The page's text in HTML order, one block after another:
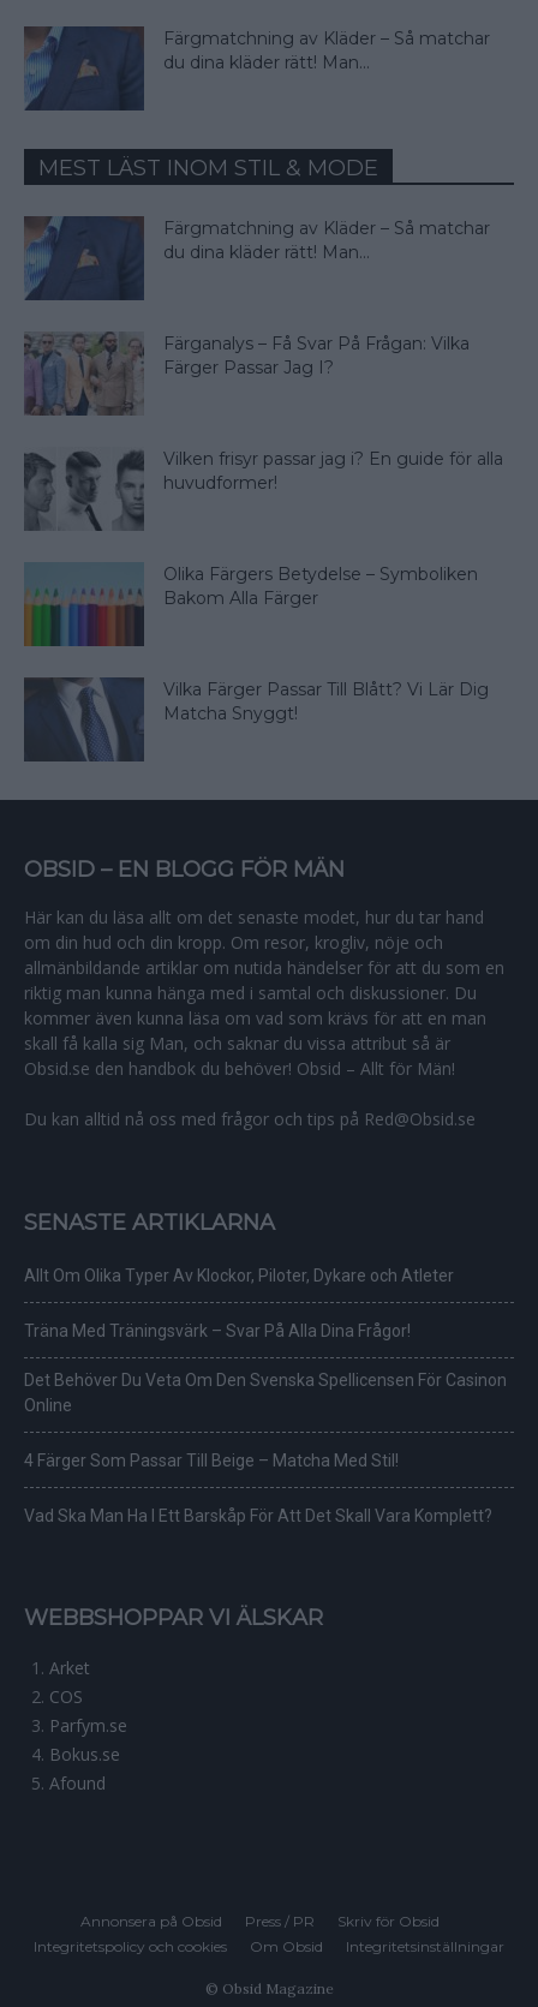
Färgmatchning av Kläder – Så matchar
du dina kläder rätt! Man...
MEST LÄST INOM STIL & MODE
Färgmatchning av Kläder – Så matchar
du dina kläder rätt! Man...
Färganalys – Få Svar På Frågan: Vilka
Färger Passar Jag I?
Vilken frisyr passar jag i? En guide för alla
huvudformer!
Olika Färgers Betydelse – Symboliken
Bakom Alla Färger
Vilka Färger Passar Till Blått? Vi Lär Dig
Matcha Snyggt!
OBSID – EN BLOGG FÖR MÄN
Här kan du läsa allt om det senaste modet, hur du tar hand
om din hud och din kropp. Om resor, krogliv, nöje och
allmänbildande artiklar om nutida händelser för att du som en
riktig man kunna hänga med i samtal och diskussioner. Du
kommer även kunna läsa om vad som krävs för att en man
skall få kalla sig Man, och saknar du vissa attribut så är
Obsid.se den handbok du behöver! Obsid – Allt för Män!
Du kan alltid nå oss med frågor och tips på Red@Obsid.se
SENASTE ARTIKLARNA
Allt Om Olika Typer Av Klockor, Piloter, Dykare och Atleter
Träna Med Träningsvärk – Svar På Alla Dina Frågor!
Det Behöver Du Veta Om Den Svenska Spellicensen För Casinon
Online
4 Färger Som Passar Till Beige – Matcha Med Stil!
Vad Ska Man Ha I Ett Barskåp För Att Det Skall Vara Komplett?
WEBBSHOPPAR VI ÄLSKAR
Arket
COS
Parfym.se
Bokus.se
Afound
Annonsera på Obsid Press / PR
Skriv för Obsid
Integritetspolicy och cookies
Om Obsid Integritetsinställningar
© Obsid Magazine